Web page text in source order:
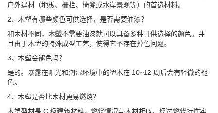
户外建材（地板、栅栏、椅凳或水岸景观等）的首选材料。
2、木塑有哪些颜色可供选择，是否需要油漆？
和木材不同， 木塑不需要油漆就可以具备多种可供选择的颜色。并
且由于木塑的特殊成型工艺，使得它不存在掉色问题。
3、木塑会褪色吗？
是的。暴露在阳光和潮湿环境中的塑木在 10~12 周后会有轻微的褪
色。
4、木塑是否比木材更易燃烧？
木塑型材是 C 级建筑材料，燃烧情况与木材相似。经过燃烧特性实